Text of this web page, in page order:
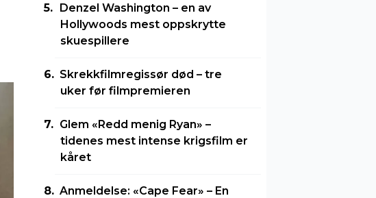
Denzel Washington – en av
Hollywoods mest oppskrytte
skuespillere
Skrekkfilmregissør død – tre
uker før filmpremieren
Glem «Redd menig Ryan» –
tidenes mest intense krigsfilm er
kåret
Anmeldelse: «Cape Fear» – En